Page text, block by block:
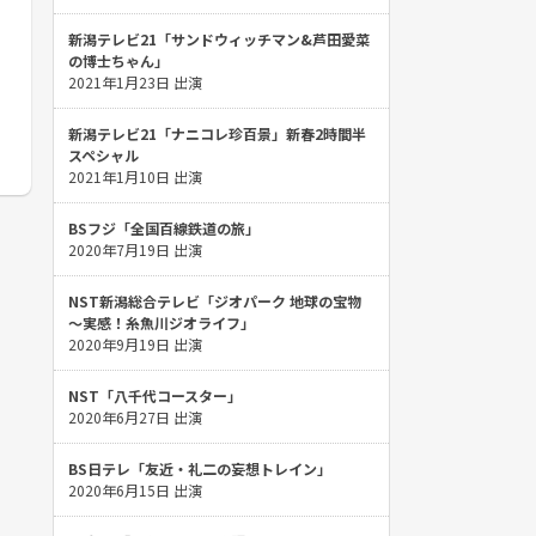
新潟テレビ21「サンドウィッチマン&芦田愛菜
の博士ちゃん」
2021年1月23日 出演
新潟テレビ21「ナニコレ珍百景」新春2時間半
スペシャル
2021年1月10日 出演
BSフジ「全国百線鉄道の旅」
2020年7月19日 出演
NST新潟総合テレビ「ジオパーク 地球の宝物
～実感！糸魚川ジオライフ」
2020年9月19日 出演
NST「八千代コースター」
2020年6月27日 出演
BS日テレ「友近・礼二の妄想トレイン」
2020年6月15日 出演